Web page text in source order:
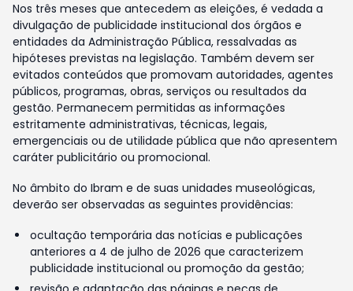
Nos três meses que antecedem as eleições, é vedada a
divulgação de publicidade institucional dos órgãos e
entidades da Administração Pública, ressalvadas as
hipóteses previstas na legislação. Também devem ser
evitados conteúdos que promovam autoridades, agentes
públicos, programas, obras, serviços ou resultados da
gestão. Permanecem permitidas as informações
estritamente administrativas, técnicas, legais,
emergenciais ou de utilidade pública que não apresentem
caráter publicitário ou promocional.
No âmbito do Ibram e de suas unidades museológicas,
deverão ser observadas as seguintes providências:
ocultação temporária das notícias e publicações
anteriores a 4 de julho de 2026 que caracterizem
publicidade institucional ou promoção da gestão;